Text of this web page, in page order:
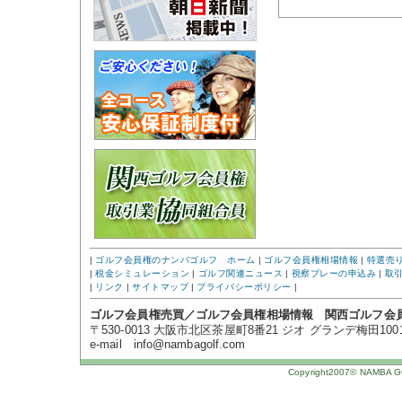
| ゴルフ会員権のナンバゴルフ ホーム | ゴルフ会員権相場情報 | 特選売
|税金シミュレーション | ゴルフ関連ニュース | 視察プレーの申込み | 取
| リンク |サイトマップ| プライバシーポリシー |
ゴルフ会員権売買／ゴルフ会員権相場情報 関西ゴルフ
〒530-0013 大阪市北区茶屋町8番21 ジオ グランデ梅田
e-mail info@nambagolf.com
Copyright2007© NAMBA